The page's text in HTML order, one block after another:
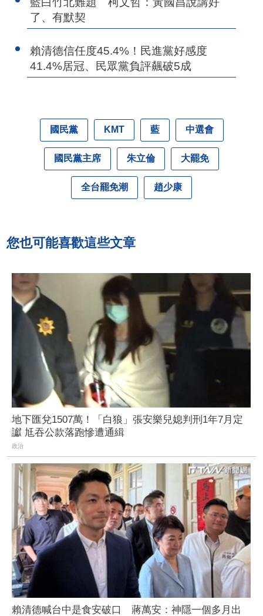
了、有默契
賴清德信任度45.4%！民進黨好感度
41.4%居冠、民眾黨負評飆破5成
國民黨 KMT 藍 中選會
國民黨主席 朱立倫 大罷免
全台罷免潮 趙少康
您也可能喜歡這些文章
地下匯兌1507萬！「白狼」張安樂兒媳判刑1年7月定
讞 尪吞公款落跑慘遭通緝
政治
賴清德喊台中是食安破口 蔣萬安：神隱一個多月出